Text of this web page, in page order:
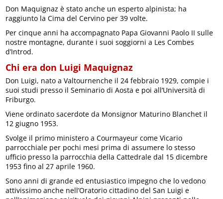
Don Maquignaz è stato anche un esperto alpinista; ha
raggiunto la Cima del Cervino per 39 volte.
Per cinque anni ha accompagnato Papa Giovanni Paolo II sulle
nostre montagne, durante i suoi soggiorni a Les Combes
d’Introd.
Chi era don Luigi Maquignaz
Don Luigi, nato a Valtournenche il 24 febbraio 1929, compie i
suoi studi presso il Seminario di Aosta e poi all’Università di
Friburgo.
Viene ordinato sacerdote da Monsignor Maturino Blanchet il
12 giugno 1953.
Svolge il primo ministero a Courmayeur come Vicario
parrocchiale per pochi mesi prima di assumere lo stesso
ufficio presso la parrocchia della Cattedrale dal 15 dicembre
1953 fino al 27 aprile 1960.
Sono anni di grande ed entusiastico impegno che lo vedono
attivissimo anche nell’Oratorio cittadino del San Luigi e